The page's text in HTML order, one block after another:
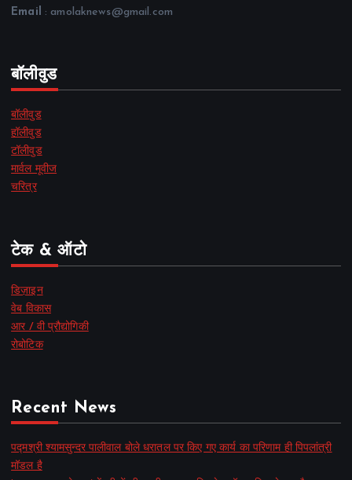
Email : amolaknews@gmail.com
बॉलीवुड
बॉलीवुड
हॉलीवुड
टॉलीवुड
मार्वल मूवीज
चरित्र
टेक & ऑटो
डिज़ाइन
वेब विकास
आर / वी प्रौद्योगिकी
रोबोटिक
Recent News
पद्मश्री श्यामसुन्दर पालीवाल बोले धरातल पर किए गए कार्य का परिणाम ही पिपलांत्री
मॉडल है